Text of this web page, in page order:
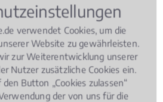
verwendet Cookies, um die
Website zu gewährleisten.
zur Weiterentwicklung unserer
Nutzer zusätzliche Cookies ein.
Button „Cookies zulassen“
der von uns für die